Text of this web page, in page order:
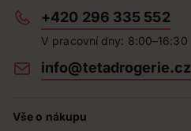
+420 296 335 552
V pracovní dny: 8:00–16:30
info@tetadrogerie.cz
Vše o nákupu